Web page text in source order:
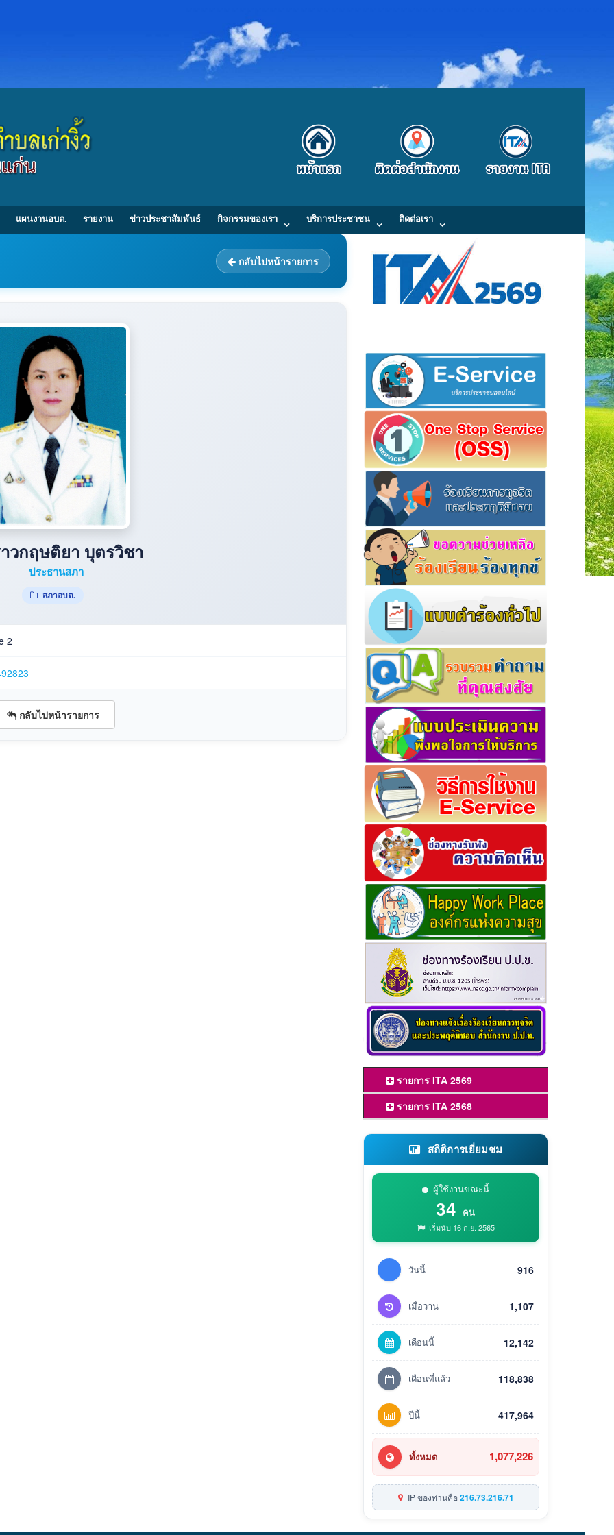
แผนงานอบต. รายงาน ข่าวประชาสัมพันธ์ กิจกรรมของเรา บริการประชาชน ติดต่อเรา
กลับไปหน้ารายการ
วกฤษติยา บุตรวิชา
ประธานสภา
สภาอบต.
2
กลับไปหน้ารายการ
รายการ ITA 2569
รายการ ITA 2568
สถิติการเยี่ยมชม
ผู้ใช้งานขณะนี้
34 คน
เริ่มนับ 16 ก.ย. 2565
วันนี้ 916
เมื่อวาน 1,107
เดือนนี้ 12,142
เดือนที่แล้ว 118,838
ปีนี้ 417,964
ทั้งหมด 1,077,226
IP ของท่านคือ216.73.216.71